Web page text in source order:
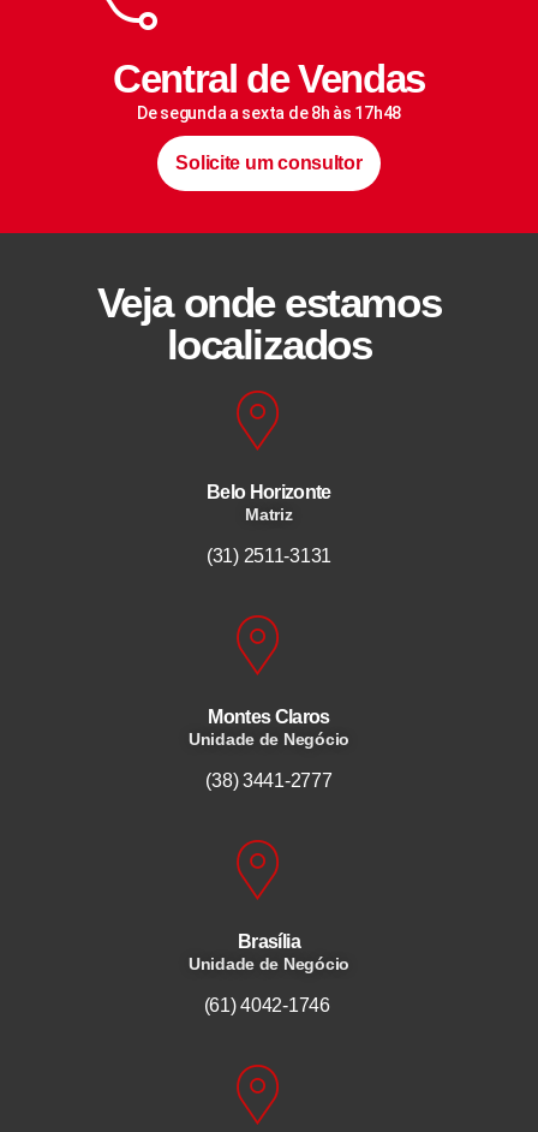
Central de Vendas
De segunda a sexta de 8h às 17h48
Solicite um consultor
Veja onde estamos
localizados
Belo Horizonte
Matriz
(31) 2511-3131
Montes Claros
Unidade de Negócio
(38) 3441-2777
Brasília
Unidade de Negócio
(61) 4042-1746